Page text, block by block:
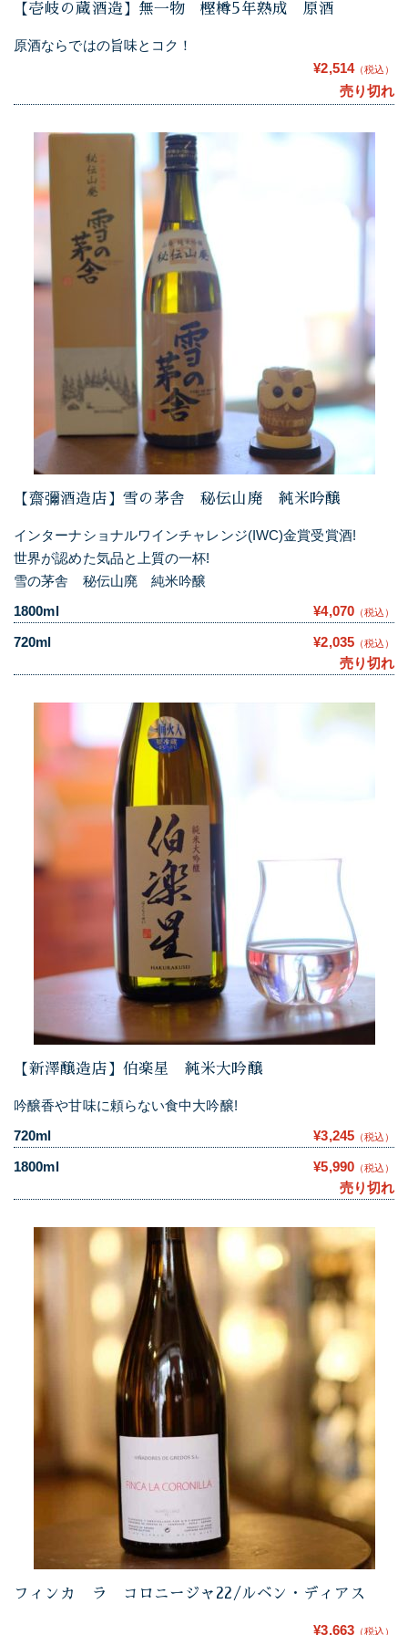
【壱岐の蔵酒造】無一物 樫樽5年熟成 原酒
原酒ならではの旨味とコク！
¥2,514（税込）
売り切れ
【齋彌酒造店】雪の茅舎 秘伝山廃 純米吟醸
インターナショナルワインチャレンジ(IWC)金賞受賞酒!
世界が認めた気品と上質の一杯!
雪の茅舎 秘伝山廃 純米吟醸
1800ml
¥4,070 （税込）
720ml ¥2,035 （税込）
売り切れ
【新澤醸造店】伯楽星 純米大吟醸
吟醸香や甘味に頼らない食中大吟醸!
720ml
¥3,245 （税込）
1800ml ¥5,990 （税込）
売り切れ
フィンカ ラ コロニージャ22/ルベン・ディアス
¥3,663 （税込）